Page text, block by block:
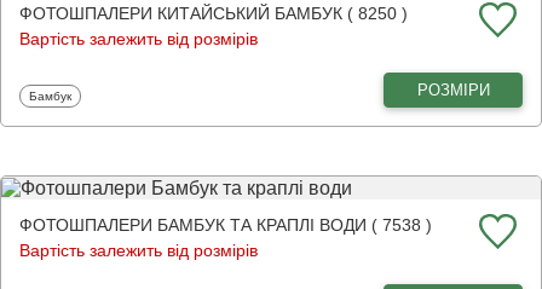
ФОТОШПАЛЕРИ КИТАЙСЬКИЙ БАМБУК ( 8250 )
Вартість залежить від розмірів
Фотошпалери
Бамбук РОЗМІРИ
ФОТОШПАЛЕРИ БАМБУК ТА КРАПЛІ ВОДИ ( 7538 )
Вартість залежить від розмірів